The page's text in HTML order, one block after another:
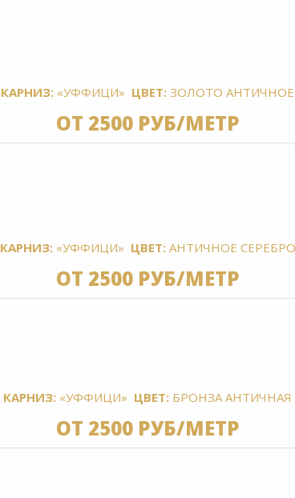
КАРНИЗ: «УФФИЦИ» ЦВЕТ: ЗОЛОТО АНТИЧНОЕ
ОТ 2500 РУБ/МЕТР
КАРНИЗ:«УФФИЦИ» ЦВЕТ:АНТИЧНОЕ СЕРЕБРО
ОТ 2500 РУБ/МЕТР
КАРНИЗ: «УФФИЦИ» ЦВЕТ: БРОНЗА АНТИЧНАЯ
ОТ 2500 РУБ/МЕТР